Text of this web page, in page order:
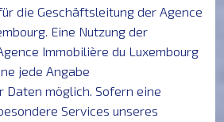
die Geschäftsleitung der Agence
Eine Nutzung der
Immobilière du Luxembourg
jede Angabe
Daten möglich. Sofern eine
Services unseres